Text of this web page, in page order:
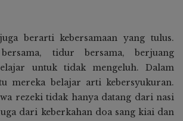
berarti kebersamaan yang tulus.
tidur bersama, berjuang
untuk tidak mengeluh. Dalam
mereka belajar arti kebersyukuran.
rezeki tidak hanya datang dari nasi
dari keberkahan doa sang kiai dan